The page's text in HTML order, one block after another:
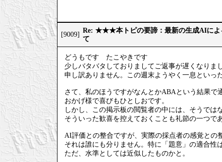
[9009]
Re: ★★★本トピの要諦：最新の生成AIによ
て
どうもです たこやきです
少しバタバタしておりましてご返事が遅くなりま
申し訳ありません。この週末ようやく一息といっ
さて、私のほうですがなんとかABAという結果で
おかげ様で喜びもひとしおです。
しかし、この掲示板の閲覧者の中には、そうでは
そういった歓喜を控えておくことも礼節の一つで
AI評価との整合ですが、実際の採点者の感覚との
それは誰にも分りません。特に「題意」の適合性
ただ、水準としては近似したものかと。